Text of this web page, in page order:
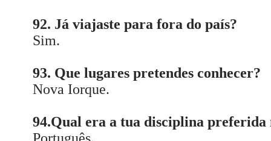
92. Já viajaste para fora do país?
Sim.
93. Que lugares pretendes conhecer?
Nova Iorque.
94.Qual era a tua disciplina